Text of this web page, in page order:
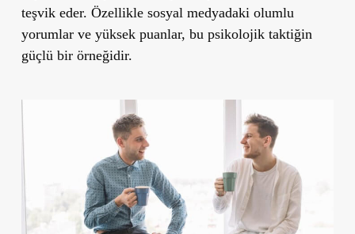
teşvik eder. Özellikle sosyal medyadaki olumlu
yorumlar ve yüksek puanlar, bu psikolojik taktiğin
güçlü bir örneğidir.